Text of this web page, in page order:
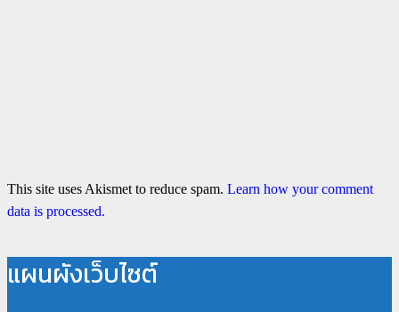
This site uses Akismet to reduce spam. Learn how your comment
data is processed.
แผนผังเว็บไซต์